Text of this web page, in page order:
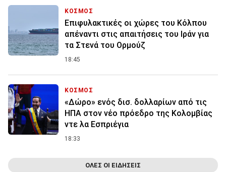
ΚΟΣΜΟΣ
Επιφυλακτικές οι χώρες του Κόλπου
απέναντι στις απαιτήσεις του Ιράν για
τα Στενά του Ορμούζ
18:45
ΚΟΣΜΟΣ
«Δώρο» ενός δισ. δολλαρίων από τις
ΗΠΑ στον νέο πρόεδρο της Κολομβίας
ντε λα Εσπριέγια
18:33
ΟΛΕΣ ΟΙ ΕΙΔΗΣΕΙΣ